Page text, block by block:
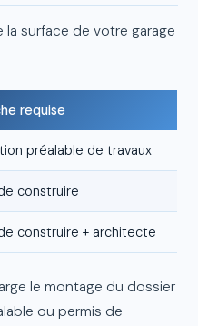
surface de votre garage
requise
préalable de travaux
construire
construire + architecte
le montage du dossier
ou permis de